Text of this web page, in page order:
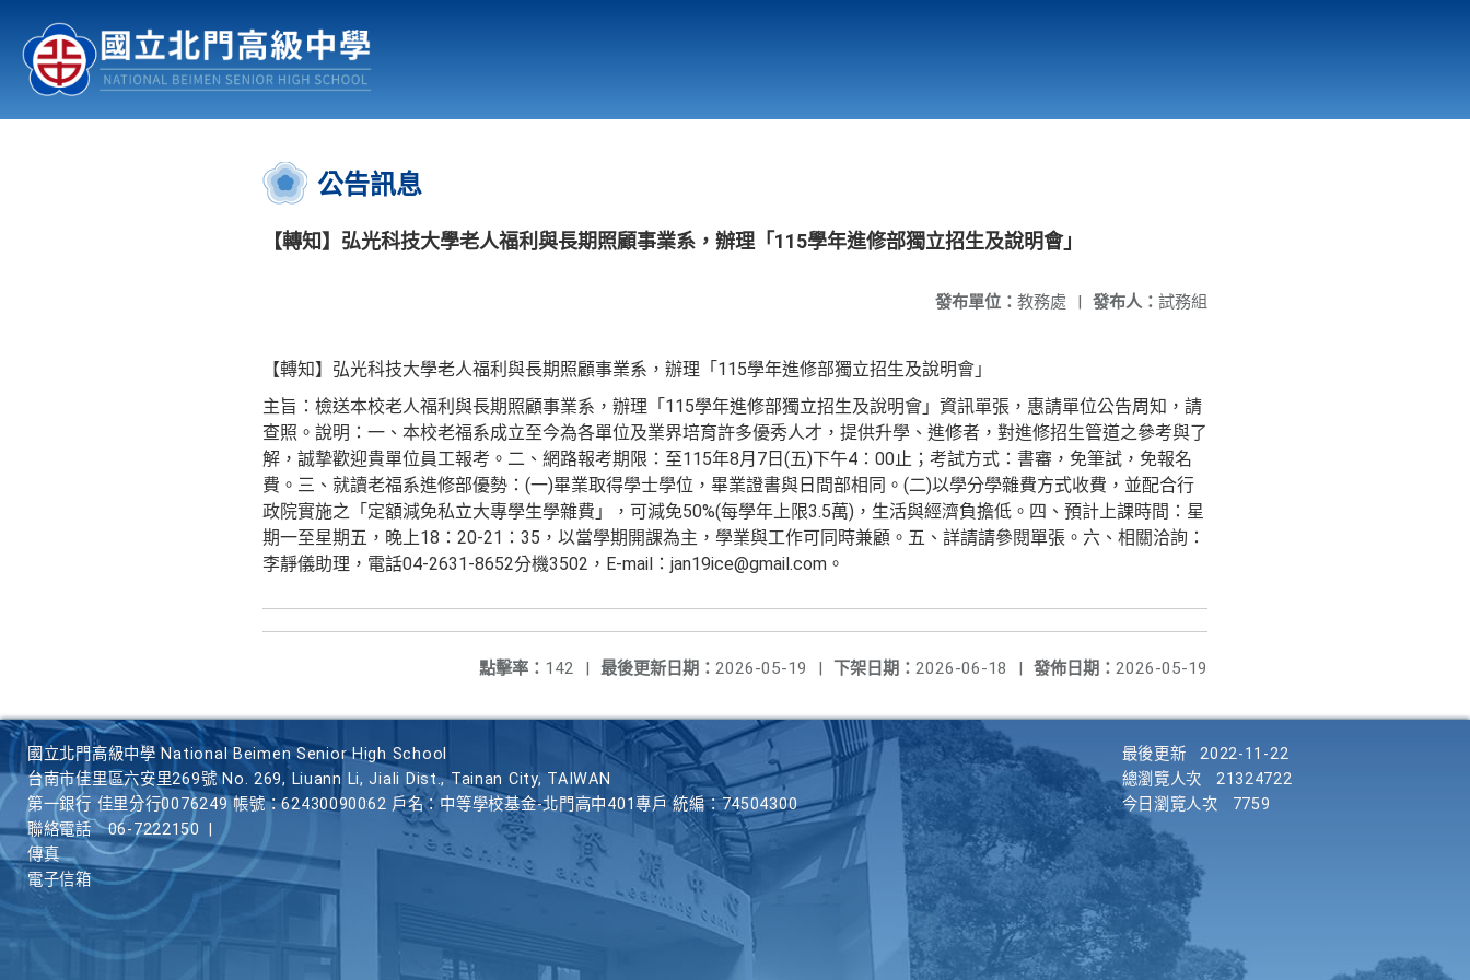
認識北中 行事曆
:::
公告訊息
【轉知】弘光科技大學老人福利與長期照顧事業系，辦理「115學年進修部獨立招生及說明會」
發布人： 試務組
發布單位： 教務處 |
【轉知】弘光科技大學老人福利與長期照顧事業系，辦理「115學年進修部獨立招生及說明會」
主旨：檢送本校老人福利與長期照顧事業系，辦理「115學年進修部獨立招生及說明會」資訊單張，惠請單位公告周知，請
查照。說明：一、本校老福系成立至今為各單位及業界培育許多優秀人才，提供升學、進修者，對進修招生管道之參考與了
解，誠摯歡迎貴單位員工報考。二、網路報考期限：至115年8月7日(五)下午4：00止；考試方式：書審，免筆試，免報名
費。三、就讀老福系進修部優勢：(一)畢業取得學士學位，畢業證書與日間部相同。(二)以學分學雜費方式收費，並配合行
政院實施之「定額減免私立大專學生學雜費」，可減免50%(每學年上限3.5萬)，生活與經濟負擔低。四、預計上課時間：星
期一至星期五，晚上18：20-21：35，以當學期開課為主，學業與工作可同時兼顧。五、詳請請參閱單張。六、相關洽詢：
李靜儀助理，電話04-2631-8652分機3502，E-mail：jan19ice@gmail.com。
發佈日期： 2026-05-19
下架日期： 2026-06-18 |
最後更新日期： 2026-05-19 |
點擊率： 142 |
國立北門高級中學 National Beimen Senior High School
台南市佳里區六安里269號 No. 269, Liuann Li, Jiali Dist., Tainan City, TAIWAN
第一銀行 佳里分行0076249 帳號：62430090062 戶名：中等學校基金-北門高中401專戶 統編：74504300
聯絡電話
06-7222150
傳真
電子信箱
最後更新
2022-11-22
總瀏覽人次
21324722
今日瀏覽人次
7759